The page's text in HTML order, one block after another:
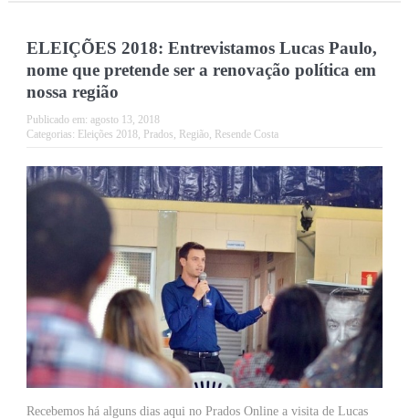
ELEIÇÕES 2018: Entrevistamos Lucas Paulo,
nome que pretende ser a renovação política em
nossa região
Publicado em: agosto 13, 2018
Categorias: Eleições 2018, Prados, Região, Resende Costa
Recebemos há alguns dias aqui no Prados Online a visita de Lucas